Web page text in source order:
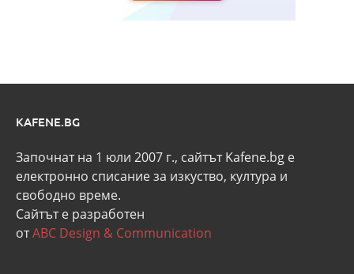
KAFENE.BG
Започнат на 1 юли 2007 г., сайтът Kafene.bg e
eлектронно списание за изкуство, култура и
свободно време.
Сайтът е разработен
отABC Design & Communication